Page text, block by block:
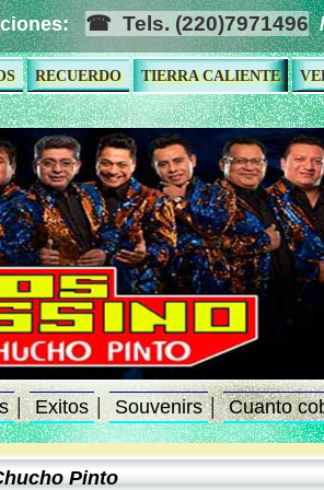
Tels. (220)7971496
RECUERDO TIERRA CALIENTE
│ Exitos Souvenirs │ Cuanto
Pinto